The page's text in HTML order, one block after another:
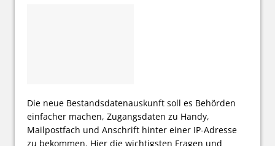
Die neue Bestandsdatenauskunft soll es Behörden
einfacher machen, Zugangsdaten zu Handy,
Mailpostfach und Anschrift hinter einer IP-Adresse
zu bekommen. Hier die wichtigsten Fragen und